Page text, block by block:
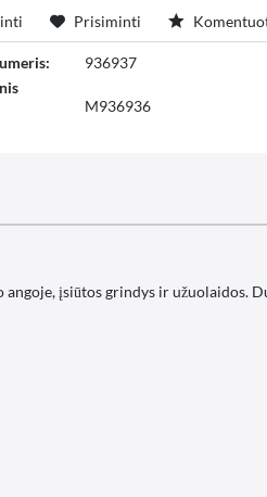
Prisiminti
936937
M936936
įsiūtos grindys ir užuolaidos.